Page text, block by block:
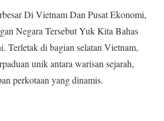
Di Vietnam Dan Pusat Ekonomi,
Negara Tersebut Yuk Kita Bahas
Terletak di bagian selatan Vietnam,
unik antara warisan sejarah,
perkotaan yang dinamis.